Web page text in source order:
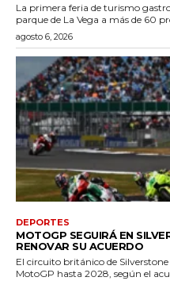
La primera feria de turismo
parque de La Vega a más de 60
agosto 6, 2026
DEPORTES
MOTOGP SEGUIRÁ EN
RENOVAR SU ACUERDO
El circuito británico de
MotoGP hasta 2028, según el